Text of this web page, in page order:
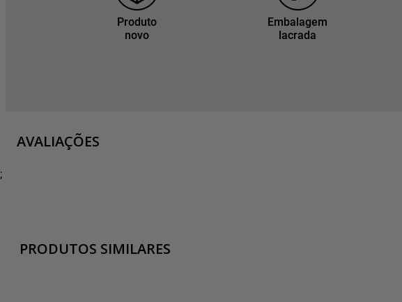
Produto
novo
Embalagem
lacrada
AVALIAÇÕES
;
PRODUTOS SIMILARES